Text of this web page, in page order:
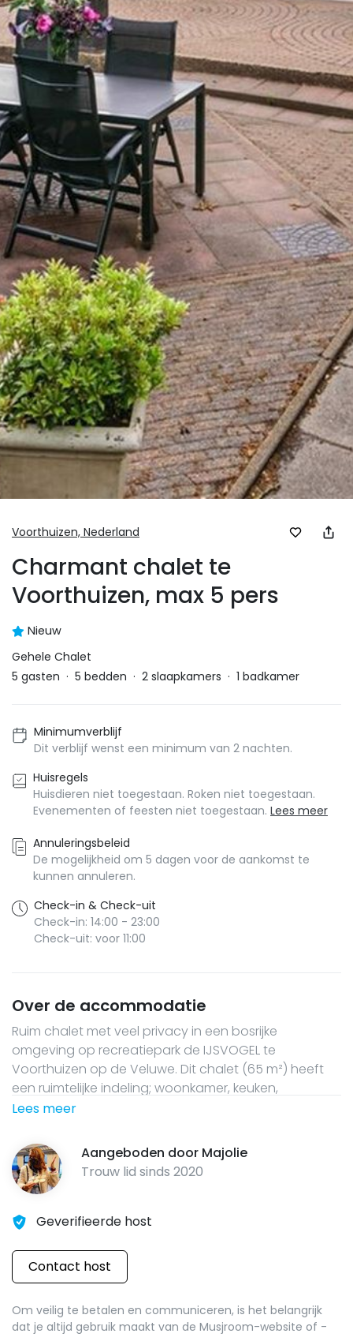
Voorthuizen, Nederland
Charmant chalet te
Voorthuizen, max 5 pers
Nieuw
Gehele Chalet
5 gasten · 5 bedden · 2 slaapkamers · 1 badkamer
Minimumverblijf
Dit verblijf wenst een minimum van 2 nachten.
Huisregels
Huisdieren niet toegestaan. Roken niet toegestaan.
Evenementen of feesten niet toegestaan. Lees meer
Annuleringsbeleid
De mogelijkheid om 5 dagen voor de aankomst te
kunnen annuleren.
Check-in & Check-uit
Check-in: 14:00 - 23:00
Check-uit: voor 11:00
Over de accommodatie
Ruim chalet met veel privacy in een bosrijke
omgeving op recreatiepark de IJSVOGEL te
Voorthuizen op de Veluwe. Dit chalet (65 m²) heeft
een ruimtelijke indeling; woonkamer, keuken,
badkamer met douche, bad en toilet, 2 slaapkamers
Huisdieren en roken niet toegestaan. Linnengoed bij
te boeken voor €7,- pp. Inchecken va 14u, uitchecken
11u. Minimaal 2 nachten
Lees meer
Aangeboden door Majolie
Trouw lid sinds 2020
Geverifieerde host
Contact host
Om veilig te betalen en communiceren, is het belangrijk
dat je altijd gebruik maakt van de Musjroom-website of -